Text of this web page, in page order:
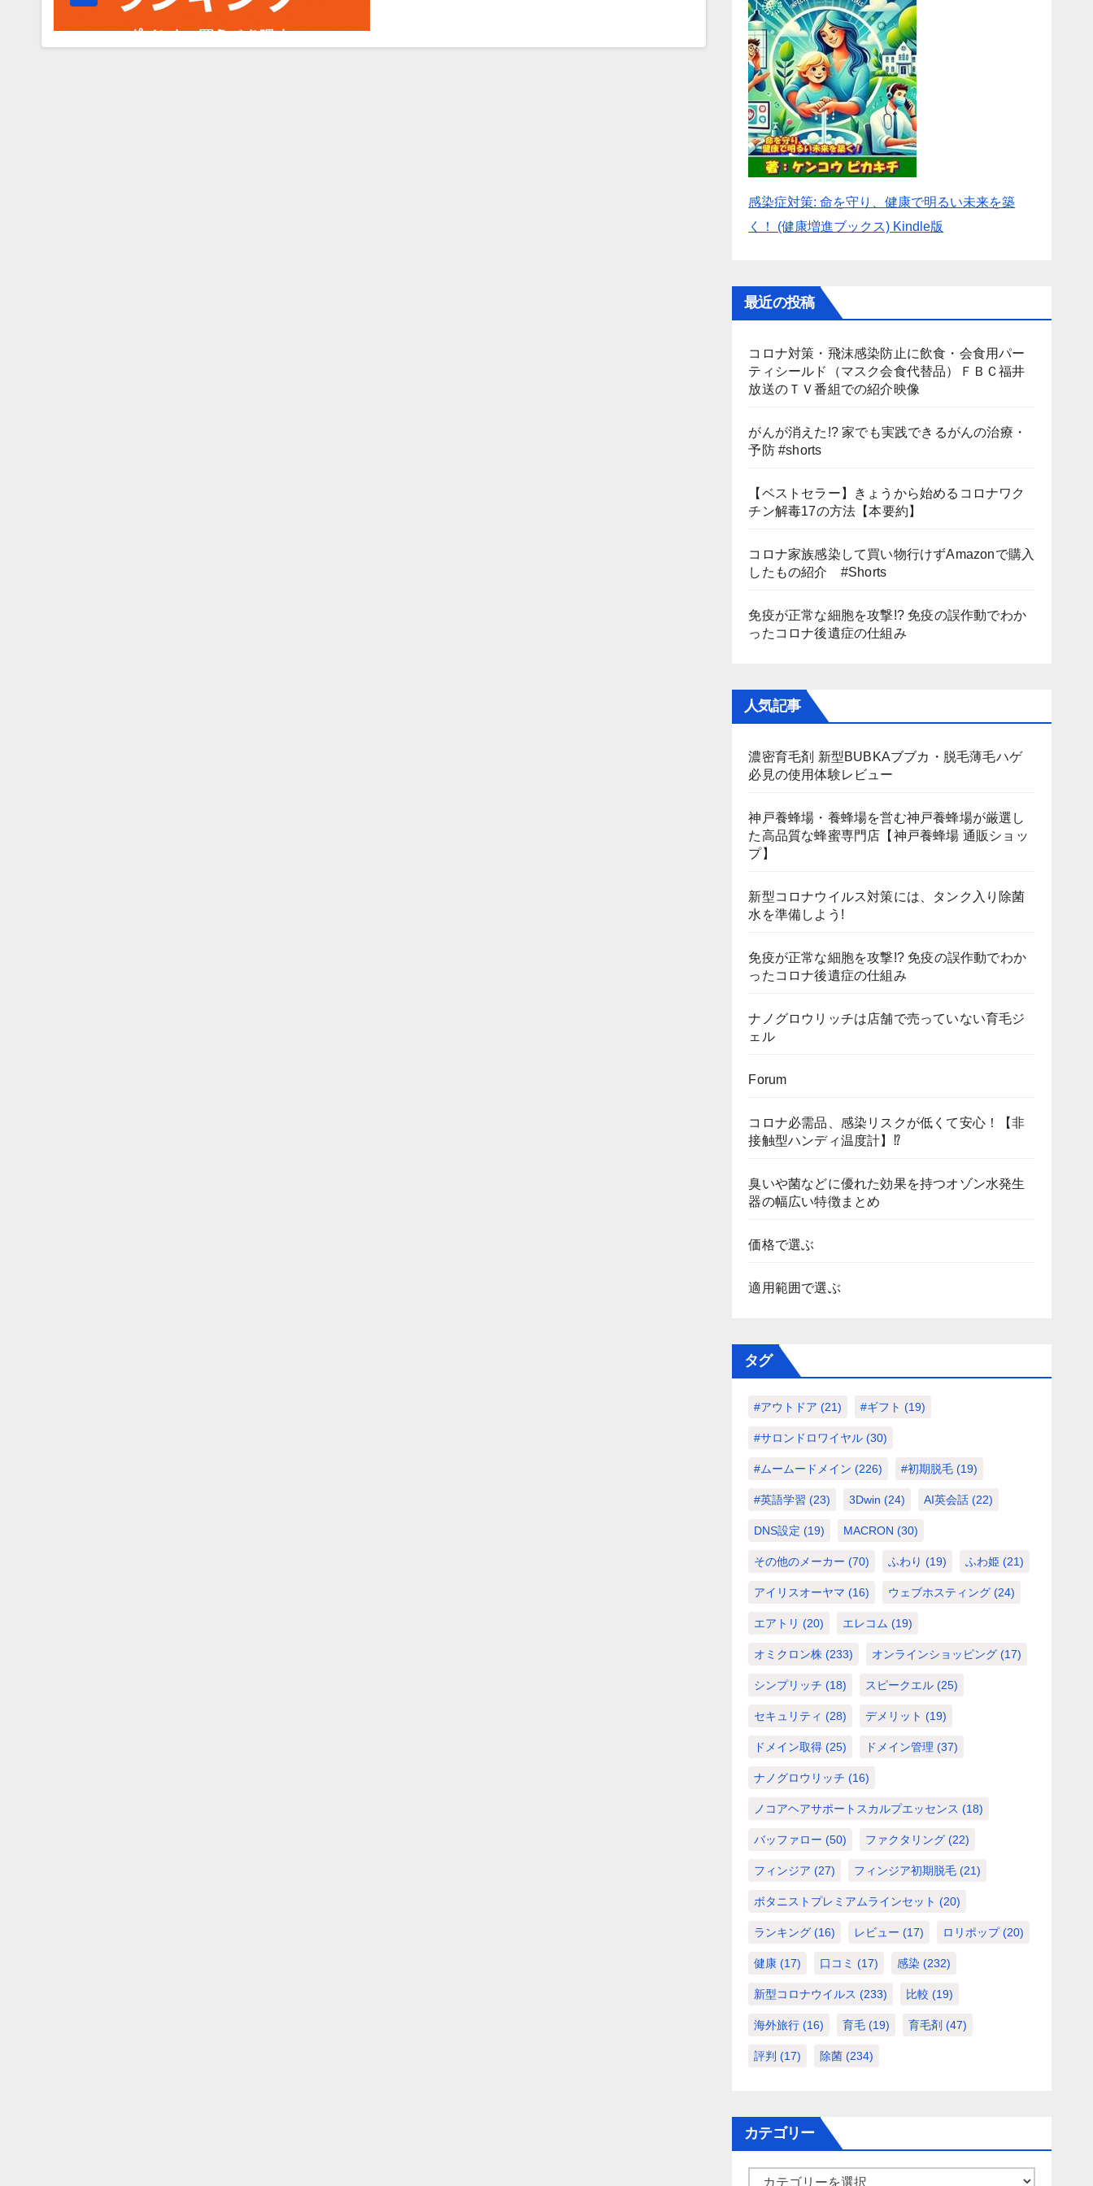
感染症対策: 命を守り、健康で明るい未来を築
く！ (健康増進ブックス) Kindle版
最近の投稿
コロナ対策・飛沫感染防止に飲食・会食用パー
ティシールド（マスク会食代替品）ＦＢＣ福井
放送のＴＶ番組での紹介映像
がんが消えた!? 家でも実践できるがんの治療・
予防 #shorts
【ベストセラー】きょうから始めるコロナワク
チン解毒17の方法【本要約】
コロナ家族感染して買い物行けずAmazonで購入
したもの紹介 #Shorts
免疫が正常な細胞を攻撃!? 免疫の誤作動でわか
ったコロナ後遺症の仕組み
人気記事
濃密育毛剤 新型BUBKAブブカ・脱毛薄毛ハゲ
必見の使用体験レビュー
神戸養蜂場・養蜂場を営む神戸養蜂場が厳選し
た高品質な蜂蜜専門店【神戸養蜂場 通販ショッ
プ】
新型コロナウイルス対策には、タンク入り除菌
水を準備しよう!
免疫が正常な細胞を攻撃!? 免疫の誤作動でわか
ったコロナ後遺症の仕組み
ナノグロウリッチは店舗で売っていない育毛ジ
ェル
Forum
コロナ必需品、感染リスクが低くて安心！【非
接触型ハンディ温度計】⁉
臭いや菌などに優れた効果を持つオゾン水発生
器の幅広い特徴まとめ
価格で選ぶ
適用範囲で選ぶ
タグ
#アウトドア (21) #ギフト (19)
#サロンドロワイヤル (30)
#ムームードメイン (226) #初期脱毛 (19)
#英語学習 (23) 3Dwin (24) AI英会話 (22)
DNS設定 (19) MACRON (30)
その他のメーカー (70) ふわり (19) ふわ姫 (21)
アイリスオーヤマ (16) ウェブホスティング (24)
エアトリ (20) エレコム (19)
オミクロン株 (233) オンラインショッピング (17)
シンプリッチ (18) スピークエル (25)
セキュリティ (28) デメリット (19)
ドメイン取得 (25) ドメイン管理 (37)
ナノグロウリッチ (16)
ノコアヘアサポートスカルプエッセンス (18)
バッファロー (50) ファクタリング (22)
フィンジア (27) フィンジア初期脱毛 (21)
ボタニストプレミアムラインセット (20)
ランキング (16) レビュー (17) ロリポップ(20)
健康 (17) 口コミ (17) 感染 (232)
新型コロナウイルス (233) 比較 (19)
海外旅行 (16) 育毛 (19) 育毛剤 (47)
評判 (17) 除菌 (234)
カテゴリー